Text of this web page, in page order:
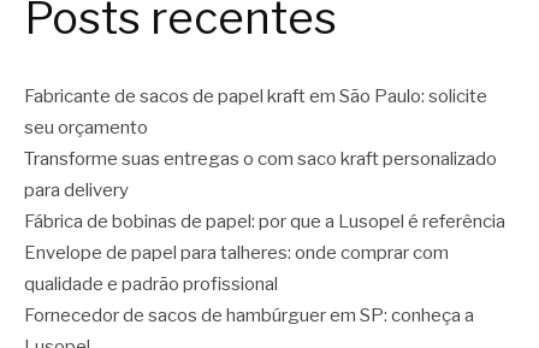
Posts recentes
Fabricante de sacos de papel kraft em São Paulo: solicite
seu orçamento
Transforme suas entregas o com saco kraft personalizado
para delivery
Fábrica de bobinas de papel: por que a Lusopel é referência
Envelope de papel para talheres: onde comprar com
qualidade e padrão profissional
Fornecedor de sacos de hambúrguer em SP: conheça a